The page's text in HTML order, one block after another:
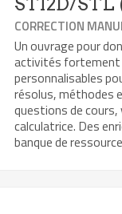
CORRECTION
Un ouvrage pour
activités fortement
personnalisables
résolus, méthodes
questions de cours,
calculatrice. Des
banque de